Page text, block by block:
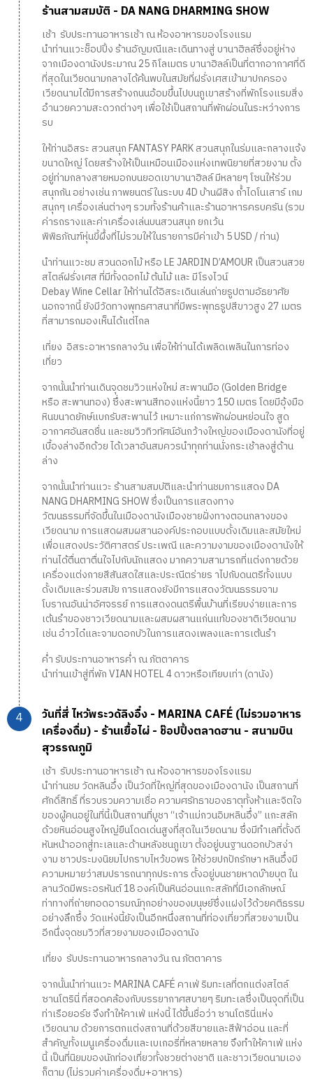
ร้านสามสมบัติ - DA NANG DHARMING SHOW
เช้า รับประทานอาหารเช้า ณ ห้องอาหารของโรงแรม
นำท่านแวะช็อปปิ้ง ร้านอัญมณีและเดินทางสู่ บานาฮิลล์ซึ่งอยู่ห่าง
จากเมืองดานังประมาณ 25 กิโลเมตร บานาฮิลล์เป็นที่ตากอากาศที่ดี
ที่สุดในเวียดนามกลางได้ค้นพบในสมัยที่ฝรั่งเศสเข้ามาปกครอง
เวียดนามได้มีการสร้างถนนอ้อมขึ้นไปบนภูเขาสร้างที่พักโรงแรมสิ่ง
อำนวยความสะดวกต่างๆ เพื่อใช้เป็นสถานที่พักผ่อนในระหว่างการ
รบ
ให้ท่านอิสระ สวนสนุก FANTASY PARK สวนสนุกในร่มและกลางแจ้ง
ขนาดใหญ่ โดยสร้างให้เป็นเหมือนเมืองแห่งเทพนิยายที่สวยงาม ตั้ง
อยู่ท่ามกลางสายหมอกบนยอดเขาบานาฮิลล์ มีหลายๆ โซนให้ร่วม
สนุกกัน อย่างเช่น ภาพยนตร์ในระบบ 4D บ้านผีสิง ถ้ำไดโนเสาร์ เกม
สนุกๆ เครื่องเล่นต่างๆ รวมทั้งร้านค้าและร้านอาหารครบครัน (รวม
ค่ารถรางและค่าเครื่องเล่นบนสวนสนุก ยกเว้น
พิพิธภัณฑ์หุ่นขี้ผึ้งที่ไม่รวมให้ในรายการมีค่าเข้า 5 USD / ท่าน)
นำท่านแวะชม สวนดอกไม้ หรือ LE JARDIN D’AMOUR เป็นสวนสวย
สไตล์ฝรั่งเศส ที่มีทั้งดอกไม้ ต้นไม้ และ มีโรงไวน์
Debay Wine Cellar ให้ท่านได้อิสระเดินเล่นถ่ายรูปตามอัธยาศัย
นอกจากนี้ ยังมีวัดทางพุทธศาสนาที่มีพระพุทธรูปสีขาวสูง 27 เมตร
ที่สามารถมองเห็นได้แต่ไกล
เที่ยง อิสระอาหารกลางวัน เพื่อให้ท่านได้เพลิดเพลินในการท่อง
เที่ยว
จากนั้นนำท่านเดินจุดชมวิวแห่งใหม่ สะพานมือ (Golden Bridge
หรือ สะพานทอง) ซึ่งสะพานสีทองแห่งนี้ยาว 150 เมตร โดยมีอุ้งมือ
หินขนาดยักษ์แบกรับสะพานไว้ เหมาะแก่การพักผ่อนหย่อนใจ สูด
อากาศอันสดชื่น และชมวิวทิวทัศน์อันกว้างใหญ่ของเมืองดานังที่อยู่
เบื้องล่างอีกด้วย ได้เวลาอันสมควรนำทุกท่านนั่งกระเช้าลงสู่ด้าน
ล่าง
จากนั้นนำท่านแวะ ร้านสามสมบัติและนำท่านชมการแสดง DA
NANG DHARMING SHOW ซึ่งเป็นการแสดงทาง
วัฒนธรรมที่จัดขึ้นในเมืองดานังเมืองชายฝั่งทางตอนกลางของ
เวียดนาม การแสดผสมผสานองค์ประกอบแบบดั้งเดิมและสมัยใหม่
เพื่อแสดงประวัติศาสตร์ ประเพณี และความงามของเมืองดานังให้
ท่านได้ตื่นตาตื่นใจไปกับนักแสดง มากความสามารถที่แต่งกายด้วย
เครื่องแต่งกายสีสันสดใสและประณีตร่ายร าไปกับดนตรีทั้งแบบ
ดั้งเดิมและร่วมสมัย การแสดงยังมีการแสดงวัฒนธรรมจาม
โบราณอันน่าอัศจรรย์ การแสดงดนตรีพื้นบ้านที่เรียบง่ายและการ
เต้นรำของชาวเวียดนามและผสมผสานแก่นแท้ของชาติเวียดนาม
เช่น อ๋าวได๋และจามดอกบัวในการแสดงเพลงและการเต้นรำ
ค่ำ รับประทานอาหารค่ำ ณ ภัตตาคาร
นำท่านเข้าสู่ที่พัก VIAN HOTEL 4 ดาวหรือเทียบเท่า (ดานัง)
วันที่สี่ ไหว้พระวดัลิงอื๋ง - MARINA CAFÉ (ไม่รวมอาหาร
เครื่องดื่ม) - ร้านเยื้อไผ่ - ช๊อปปิ้งตลาดฮาน - สนามบิน
สุวรรณภูมิ
เช้า รับประทานอาหารเช้า ณ ห้องอาหารของโรงแรม
นำท่านชม วัดหลินอึ๋ง เป็นวัดที่ใหญ่ที่สุดของเมืองดานัง เป็นสถานที่
ศักดิ์สิทธิ์ ที่รวบรวมความเชื่อ ความศรัทธาของธาตุทั้งห้าและจิตใจ
ของผู้คนอยู่ในที่นี้เป็นสถานที่บูชา “เจ้าแม่กวนอิมหลินอึ๋ง” แกะสลัก
ด้วยหินอ่อนสูงใหญ่ยืนโดดเด่นสูงที่สุดในเวียดนาม ซึ่งมีทำเลที่ตั้งดี
หันหน้าออกสู่ทะเลและด้านหลังชนภูเขา ตั้งอยู่บนฐานดอกบัวสง่า
งาม ชาวประมงนิยมไปกราบไหว้ขอพร ให้ช่วยปกปักรักษา หลินอึ๋งมี
ความหมายว่าสมปรารถนาทุกประการ ตั้งอยู่บนชายหาดบ๊ายบุต ใน
ลานวัดมีพระอรหันต์ 18 องค์เป็นหินอ่อนแกะสลักที่มีเอกลักษณ์
ท่าทางที่ถ่ายทอดอารมณ์ทุกอย่างของมนุษย์ซึ่งแฝงไว้ด้วยคติธรรม
อย่างลึกซึ้ง วัดแห่งนี้ยังเป็นอีกหนึ่งสถานที่ท่องเที่ยวที่สวยงามเป็น
อีกนึ่งจุดชมวิวที่สวยงามของเมืองดานัง
เที่ยง รับประทานอาหารกลางวัน ณ ภัตตาคาร
จากนั้นนำท่านแวะ MARINA CAFÉ คาเฟ่ ริมทะเลที่ตกแต่งสไตล์
ซานโตรินี่ ที่สอดคล้องกับบรรยากาศสบายๆ ริมทะเลซึ่งเป็นจุดที่เป็น
ท่าเรือยอร์ช จึงทำให้คาเฟ่ แห่งนี้ ได้ขึ้นชื่อว่า ซานโตรินี่แห่ง
เวียดนาม ด้วยการตกแต่งสถานที่ด้วยสีขายและสีฟ้าอ่อน และที่
สำคัญทั้งเมนูเครื่องดื่มและเบเกอรี่ที่หลายหลาย จึงทำให้คาเฟ่ แห่ง
นี้ เป็นที่นิยมของนักท่องเที่ยวทั้งชวยต่างชาติ และชาวเวียดนามเอง
ก็ตาม (ไม่รวมค่าเครื่องดื่ม+อาหาร)